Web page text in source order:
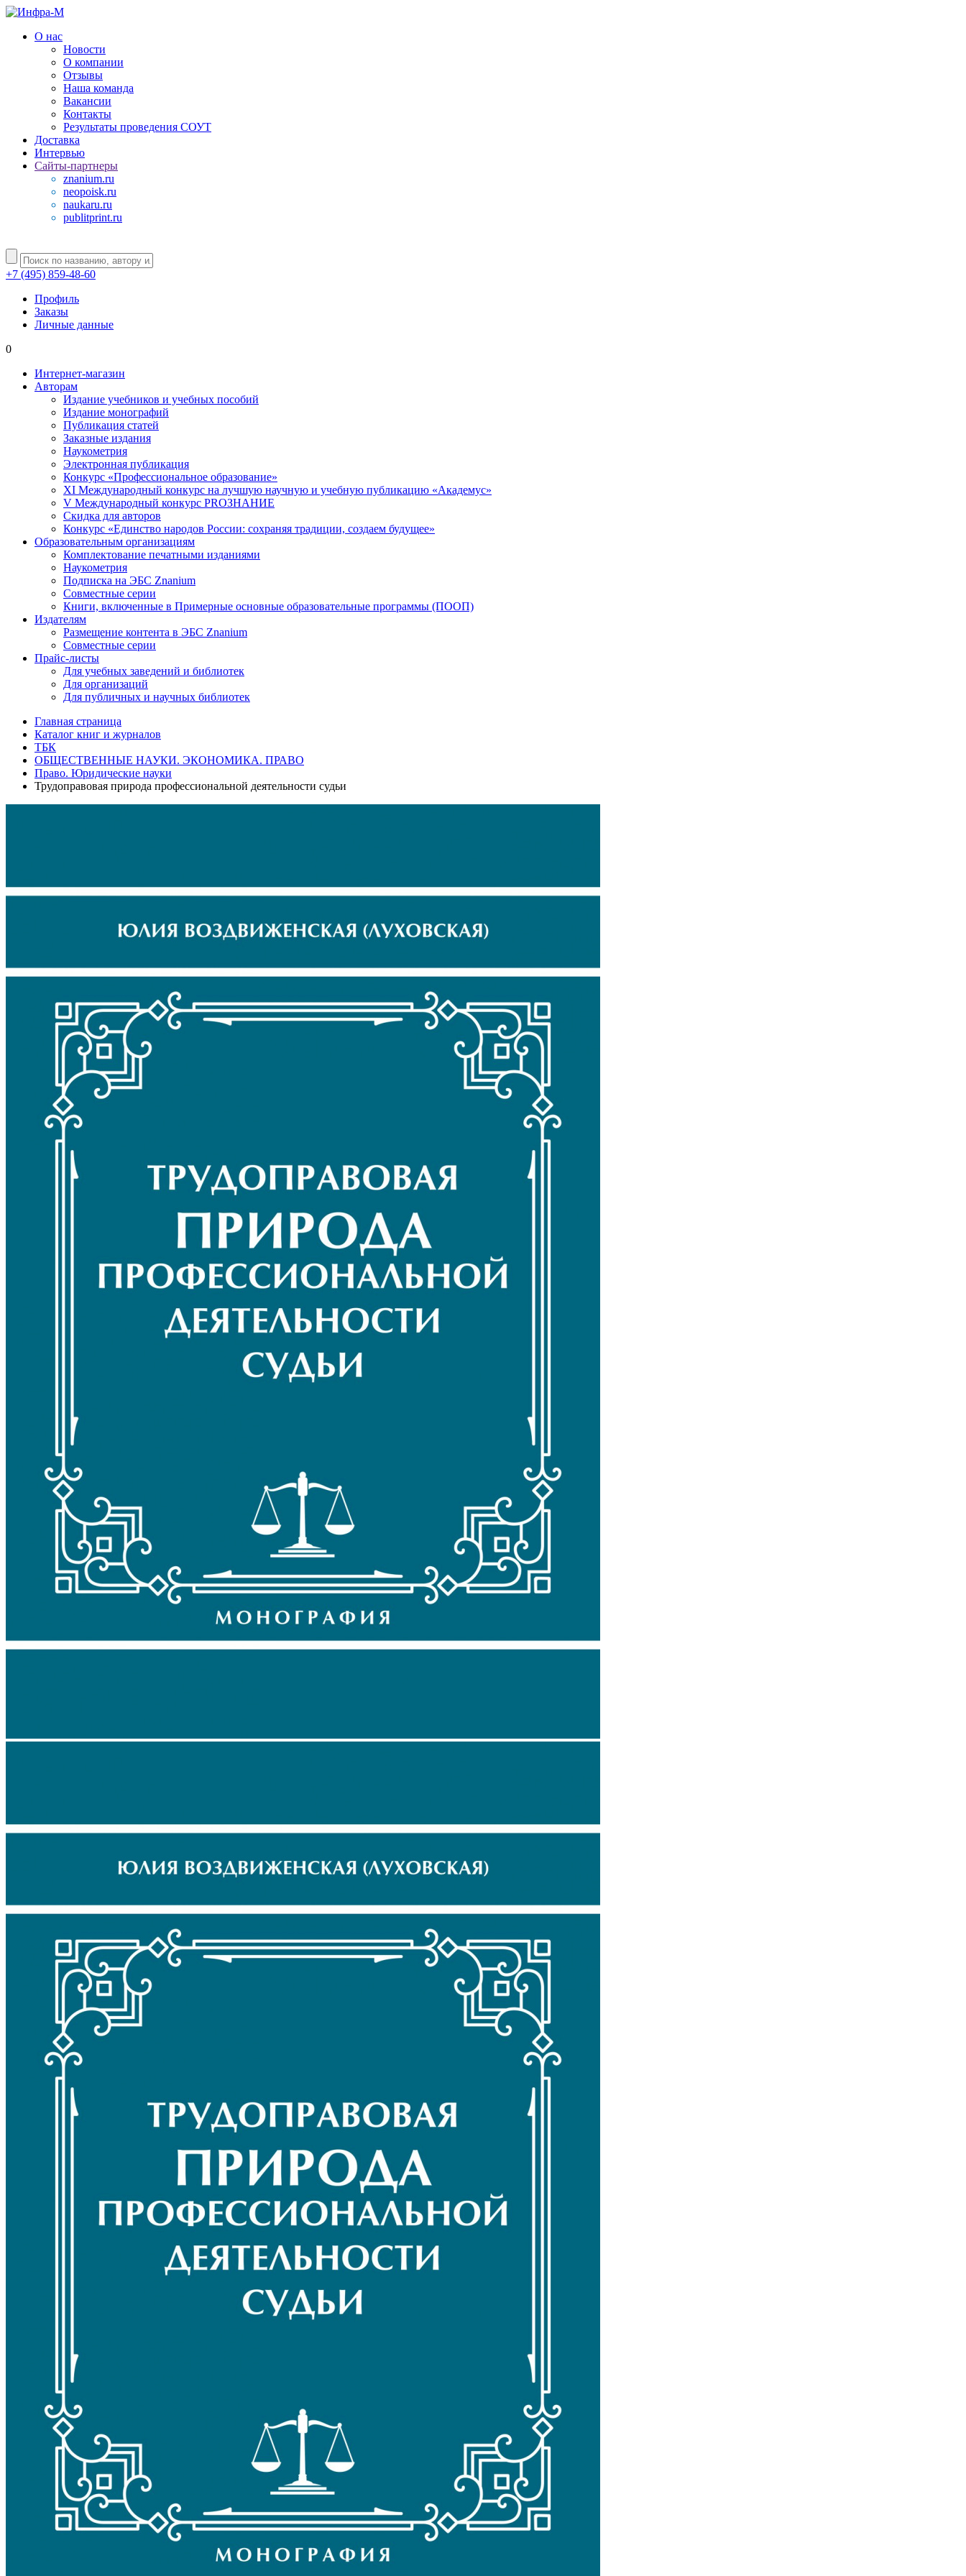
О нас
Новости
О компании
Отзывы
Наша команда
Вакансии
Контакты
Результаты проведения СОУТ
Доставка
Интервью
Сайты-партнеры
znanium.ru
neopoisk.ru
naukaru.ru
publitprint.ru
+7 (495) 859-48-60
Профиль
Заказы
Личные данные
0
Интернет-магазин
Авторам
Издание учебников и учебных пособий
Издание монографий
Публикация статей
Заказные издания
Наукометрия
Электронная публикация
Конкурс «Профессиональное образование»
XI Международный конкурс на лучшую научную и учебную публикацию «Академус»
V Международный конкурс PROЗНАНИЕ
Скидка для авторов
Конкурс «Единство народов России: сохраняя традиции, создаем будущее»
Образовательным организациям
Комплектование печатными изданиями
Наукометрия
Подписка на ЭБС Znanium
Совместные серии
Книги, включенные в Примерные основные образовательные программы (ПООП)
Издателям
Размещение контента в ЭБС Znanium
Совместные серии
Прайс-листы
Для учебных заведений и библиотек
Для организаций
Для публичных и научных библиотек
Главная страница
Каталог книг и журналов
ТБК
ОБЩЕСТВЕННЫЕ НАУКИ. ЭКОНОМИКА. ПРАВО
Право. Юридические науки
Трудоправовая природа профессиональной деятельности судьи